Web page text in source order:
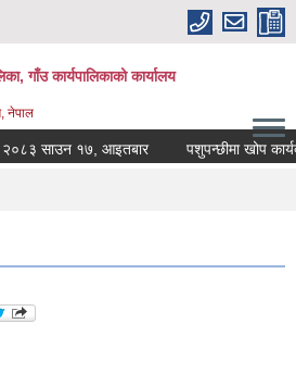
गाँउ कार्यपालिकाको कार्यालय
नेपाल
साउन १७, आइतबार पशुपन्छीमा खोप